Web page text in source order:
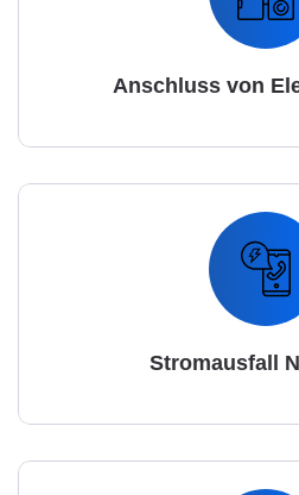
Anschluss von
Stromausfall